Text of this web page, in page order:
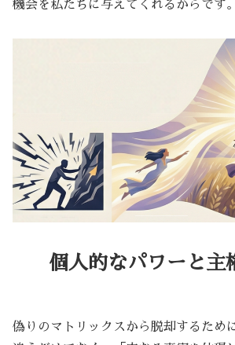
機会を私たちに与えてくれるからです
個人的なパワーと主
偽りのマトリックスから脱却するため